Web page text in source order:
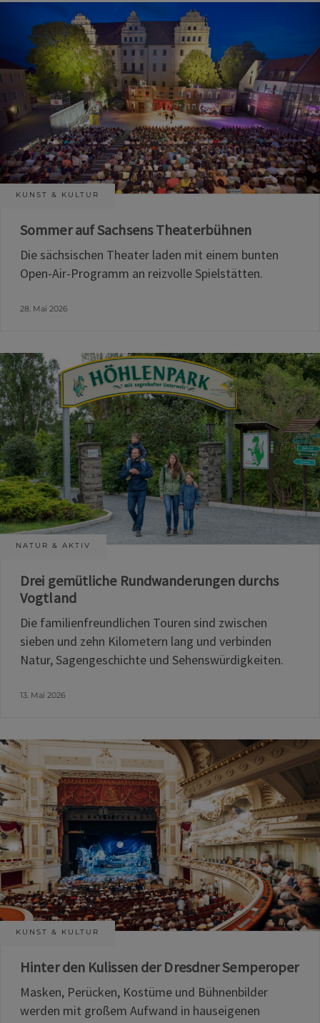
KUNST & KULTUR
Sommer auf Sachsens Theaterbühnen
Die sächsischen Theater laden mit einem bunten
Open-Air-Programm an reizvolle Spielstätten.
28. Mai 2026
NATUR & AKTIV
Drei gemütliche Rundwanderungen durchs
Vogtland
Die familienfreundlichen Touren sind zwischen
sieben und zehn Kilometern lang und verbinden
Natur, Sagengeschichte und Sehenswürdigkeiten.
13. Mai 2026
KUNST & KULTUR
Hinter den Kulissen der Dresdner Semperoper
Masken, Perücken, Kostüme und Bühnenbilder
werden mit großem Aufwand in hauseigenen